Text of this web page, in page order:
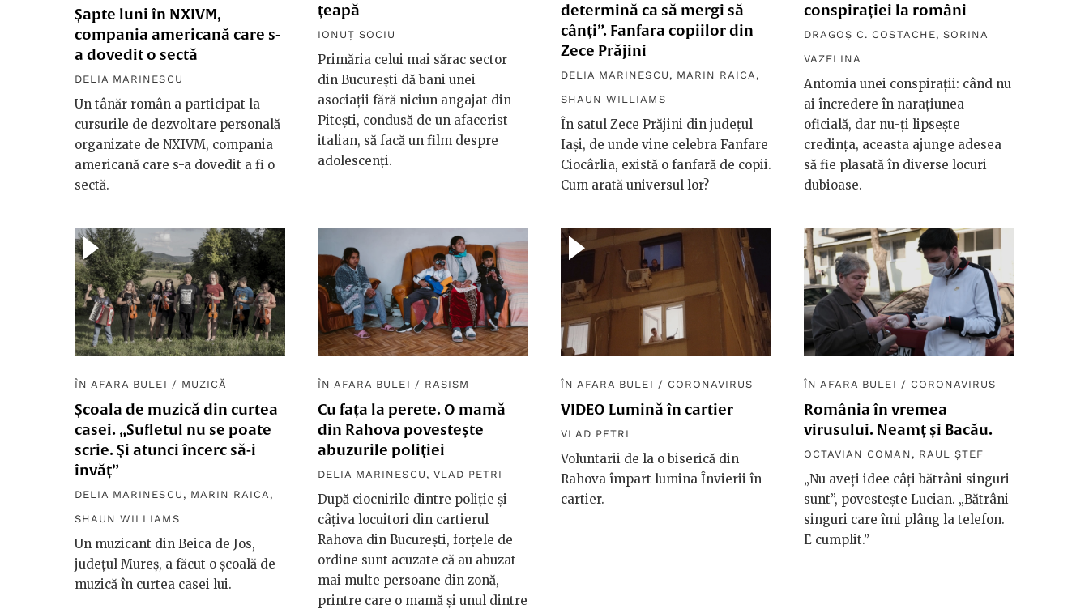
Șapte luni în NXIVM,
compania americană care s-
a dovedit o sectă
DELIA MARINESCU
Un tânăr român a participat la
cursurile de dezvoltare personală
organizate de NXIVM, compania
americană care s-a dovedit a fi o
sectă.
țeapă
IONUȚ SOCIU
Primăria celui mai sărac sector
din București dă bani unei
asociații fără niciun angajat din
Pitești, condusă de un afacerist
italian, să facă un film despre
adolescenți.
determină ca să mergi să
cânți”. Fanfara copiilor din
Zece Prăjini
DELIA MARINESCU , MARIN RAICA ,
SHAUN WILLIAMS
În satul Zece Prăjini din județul
Iași, de unde vine celebra Fanfare
Ciocârlia, există o fanfară de copii.
Cum arată universul lor?
conspirației la români
DRAGOȘ C. COSTACHE, SORINA
VAZELINA
Antomia unei conspirații: când nu
ai încredere în narațiunea
oficială, dar nu-ți lipsește
credința, aceasta ajunge adesea
să fie plasată în diverse locuri
dubioase.
ÎN AFARA BULEI / MUZICĂ
Școala de muzică din curtea
casei. „Sufletul nu se poate
scrie. Și atunci încerc să-i
învăț”
DELIA MARINESCU , MARIN RAICA ,
SHAUN WILLIAMS
Un muzicant din Beica de Jos,
județul Mureș, a făcut o școală de
muzică în curtea casei lui.
ÎN AFARA BULEI / RASISM
Cu fața la perete. O mamă
din Rahova povestește
abuzurile poliției
DELIA MARINESCU , VLAD PETRI
După ciocnirile dintre poliție și
câțiva locuitori din cartierul
Rahova din București, forțele de
ordine sunt acuzate că au abuzat
mai multe persoane din zonă,
printre care o mamă și unul dintre
ÎN AFARA BULEI / CORONAVIRUS
VIDEO Lumină în cartier
VLAD PETRI
Voluntarii de la o biserică din
Rahova împart lumina Învierii în
cartier.
ÎN AFARA BULEI / CORONAVIRUS
România în vremea
virusului. Neamț și Bacău.
OCTAVIAN COMAN , RAUL ȘTEF
„Nu aveți idee câți bătrâni singuri
sunt”, povestește Lucian. „Bătrâni
singuri care îmi plâng la telefon.
E cumplit.”